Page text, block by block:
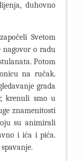
duhovno
Svetom
nagovor o radu
Potom
na ručak.
grada
krenuli smo u
znamenitosti
su animirali
i ića i pića.